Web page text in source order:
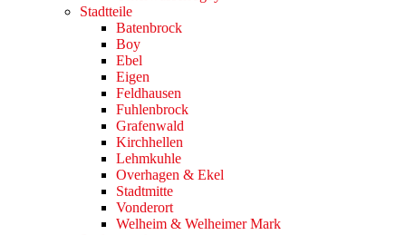
Stadtteile
Batenbrock
Boy
Ebel
Eigen
Feldhausen
Fuhlenbrock
Grafenwald
Kirchhellen
Lehmkuhle
Overhagen & Ekel
Stadtmitte
Vonderort
Welheim & Welheimer Mark